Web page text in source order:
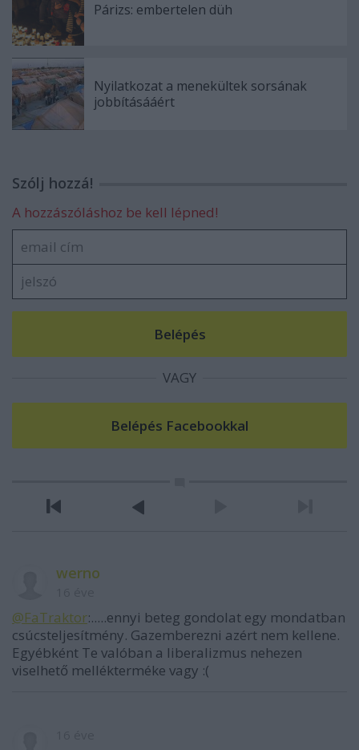
Párizs: embertelen düh
Nyilatkozat a menekültek sorsának
jobbításááért
Szólj hozzá!
A hozzászóláshoz be kell lépned!
VAGY
werno
@FaTraktor:.....ennyi beteg gondolat egy mondatban
csúcsteljesítmény. Gazemberezni azért nem kellene.
Egyébként Te valóban a liberalizmus nehezen
viselhető mellékterméke vagy :(